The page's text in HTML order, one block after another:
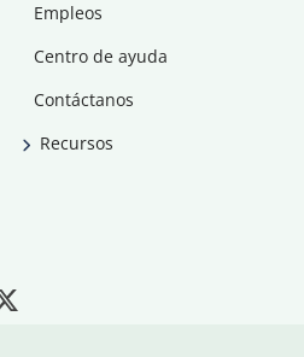
Empleos
Centro de ayuda
Contáctanos
Recursos